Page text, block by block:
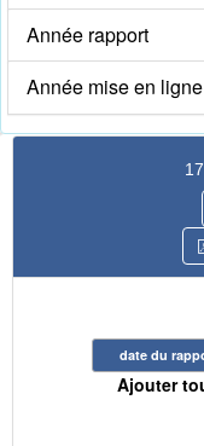
Année rapport
Année mise en ligne
date du
Ajouter